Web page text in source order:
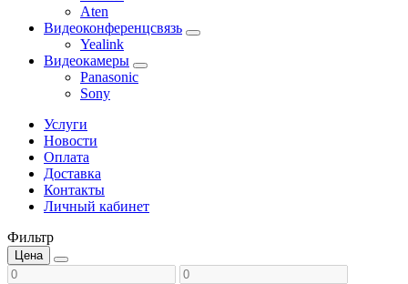
Aten
Видеоконференцсвязь
Yealink
Видеокамеры
Panasonic
Sony
Услуги
Новости
Оплата
Доставка
Контакты
Личный кабинет
Фильтр
Цена